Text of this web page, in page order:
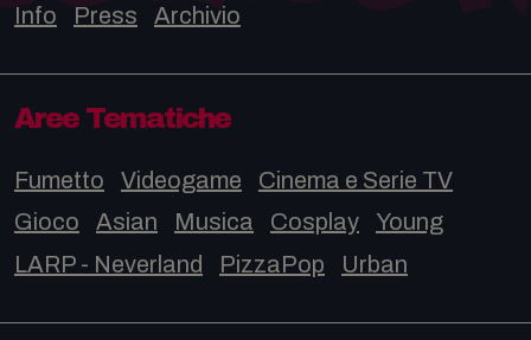
Info Press Archivio
Aree Tematiche
Fumetto Videogame
Cinema e Serie TV
Gioco
Asian Musica Cosplay
Young
LARP - Neverland
PizzaPop Urban